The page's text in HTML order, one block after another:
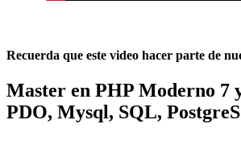
Recuerda que este video hacer parte de
Master en PHP Moderno 7
PDO, Mysql, SQL,